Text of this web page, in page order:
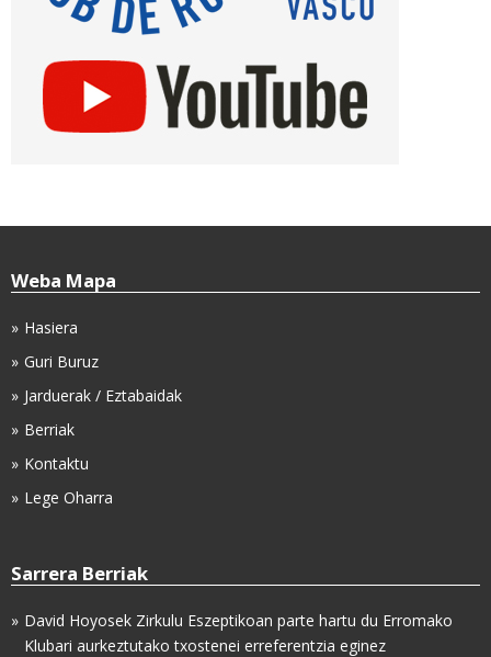
Weba Mapa
Hasiera
Guri Buruz
Jarduerak / Eztabaidak
Berriak
Kontaktu
Lege Oharra
Sarrera Berriak
David Hoyosek Zirkulu Eszeptikoan parte hartu du Erromako
Klubari aurkeztutako txostenei erreferentzia eginez